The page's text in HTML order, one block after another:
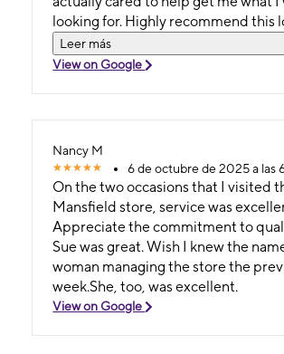
looking for. Highly recommend this
too.
Leer más
View on Google
Nancy M
6 de octubre de 2025 a las
On the two occasions that I visited
Mansfield store, service was
Appreciate the commitment to
Sue was great. Wish I knew the
woman managing the store the
week.She, too, was excellent.
View on Google